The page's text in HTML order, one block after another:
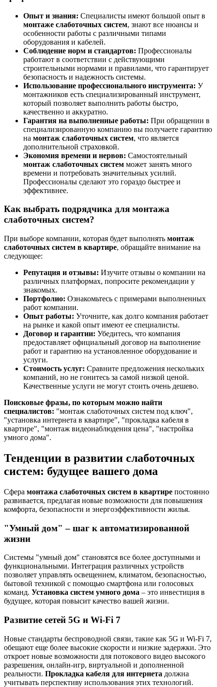
Опыт и знания: Специалисты имеют большой опыт в
монтаже слаботочных систем, знают все нюансы и
особенности работы с различными типами
оборудования и кабелей.
Соблюдение норм и стандартов: Профессионалы
работают в соответствии с действующими
строительными нормами и правилами, что гарантирует
безопасность и надежность системы.
Использование профессионального инструмента: У
монтажников есть специализированный инструмент,
который позволяет выполнить работы быстро,
качественно и аккуратно.
Гарантия на выполненные работы: При обращении в
специализированную компанию вы получаете гарантию
на монтаж слаботочных систем, что является
дополнительной страховкой.
Экономия времени и нервов: Самостоятельный
монтаж слаботочных систем может занять много
времени и потребовать значительных усилий.
Профессионалы сделают это гораздо быстрее и
эффективнее.
Как выбрать подрядчика для монтажа
слаботочных систем?
При выборе компании, которая будет выполнять монтаж
слаботочных систем в квартире, обращайте внимание на
следующее:
Репутация и отзывы: Изучите отзывы о компании на
различных платформах, попросите рекомендации у
знакомых.
Портфолио: Ознакомьтесь с примерами выполненных
работ компании.
Опыт работы: Уточните, как долго компания работает
на рынке и какой опыт имеют ее специалисты.
Договор и гарантии: Убедитесь, что компания
предоставляет официальный договор на выполнение
работ и гарантию на установленное оборудование и
услуги.
Стоимость услуг: Сравните предложения нескольких
компаний, но не гонитесь за самой низкой ценой.
Качественные услуги не могут стоить очень дешево.
Поисковые фразы, по которым можно найти
специалистов: "монтаж слаботочных систем под ключ",
"установка интернета в квартире", "прокладка кабеля в
квартире", "монтаж видеонаблюдения цена", "настройка
умного дома".
Тенденции в развитии слаботочных
систем: будущее вашего дома
Сфера монтажа слаботочных систем в квартире постоянно
развивается, предлагая новые возможности для повышения
комфорта, безопасности и энергоэффективности жилья.
"Умный дом" – шаг к автоматизированной
жизни
Системы "умный дом" становятся все более доступными и
функциональными. Интеграция различных устройств
позволяет управлять освещением, климатом, безопасностью,
бытовой техникой с помощью смартфона или голосовых
команд. Установка систем умного дома – это инвестиция в
будущее, которая повысит качество вашей жизни.
Развитие сетей 5G и Wi-Fi 7
Новые стандарты беспроводной связи, такие как 5G и Wi-Fi 7,
обещают еще более высокие скорости и низкие задержки. Это
откроет новые возможности для потокового видео высокого
разрешения, онлайн-игр, виртуальной и дополненной
реальности. Прокладка кабеля для интернета должна
учитывать перспективу использования этих технологий.